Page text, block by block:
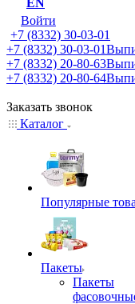
EN
Войти
+7 (8332) 30-03-01
+7 (8332) 30-03-01
+7 (8332) 20-80-63
+7 (8332) 20-80-64
Заказать звонок
Каталог
Популярные
Пакеты
Пакеты